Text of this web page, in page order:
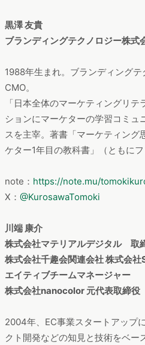
黒澤 友貴
ブランディングテクノロジー株式
1988年生まれ。ブランディング
CMO。
「日本全体のマーケティングリ
ションにマーケターの学習コミュ
スを主宰。著書「マーケティング
ケター1年目の教科書」（ともにフ
note： https://note.mu/
X： @KurosawaTomoki
川端 康介
株式会社マテリアルデジタル 取
株式会社千趣会関連会社 株式会
エイティブチームマネージャー
株式会社nanocolor 元代表取締役
2004年、EC事業スタートアップ
クト開発などの知見と技術をベ